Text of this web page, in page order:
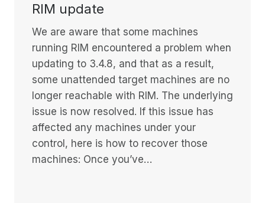
RIM update
We are aware that some machines
running RIM encountered a problem when
updating to 3.4.8, and that as a result,
some unattended target machines are no
longer reachable with RIM. The underlying
issue is now resolved. If this issue has
affected any machines under your
control, here is how to recover those
machines: Once you’ve…